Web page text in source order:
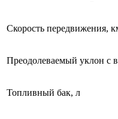
Скорость передвижения,
Преодолеваемый уклон с
Топливный бак, л